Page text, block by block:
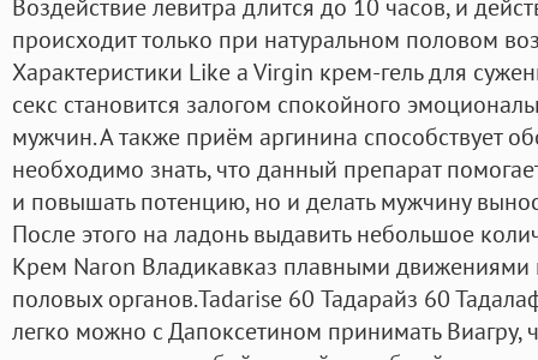
происходит только при натуральном половом
Характеристики Like a Virgin крем-гель для
секс становится залогом спокойного
мужчин. А также приём аргинина способствует
необходимо знать, что данный препарат
и повышать потенцию, но и делать мужчину
После этого на ладонь выдавить небольшое
Крем Naron Владикавказ плавными движениями
половых органов.Tadarise 60 Тадарайз 60
легко можно с Дапоксетином принимать Виагру,